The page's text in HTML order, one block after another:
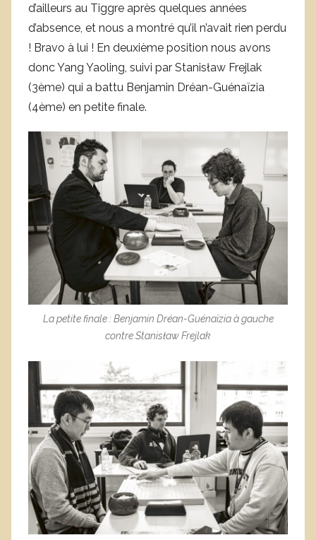
d’ailleurs au Tiggre après quelques années
d’absence, et nous a montré qu’il n’avait rien perdu
! Bravo à lui ! En deuxième position nous avons
donc Yang Yaoling, suivi par Stanisław Frejlak
(3ème) qui a battu Benjamin Dréan-Guénaïzia
(4ème) en petite finale.
La petite finale : Benjamin Dréan-Guénaïzia à gauche
contre Stanisław Frejlak